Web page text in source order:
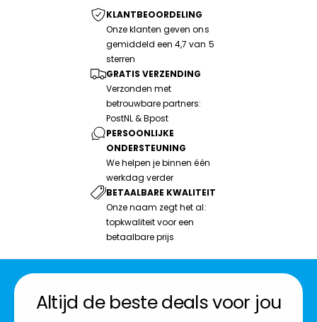
KLANTBEOORDELING
Onze klanten geven ons
gemiddeld een 4,7 van 5
sterren
GRATIS VERZENDING
Verzonden met
betrouwbare partners:
PostNL & Bpost
PERSOONLIJKE
ONDERSTEUNING
We helpen je binnen één
werkdag verder
BETAALBARE KWALITEIT
Onze naam zegt het al:
topkwaliteit voor een
betaalbare prijs
Altijd de beste deals voor jou